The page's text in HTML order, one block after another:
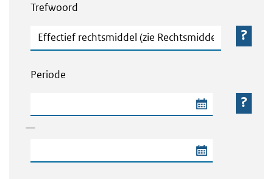
Trefwoord
Trefwoord
Periode
—